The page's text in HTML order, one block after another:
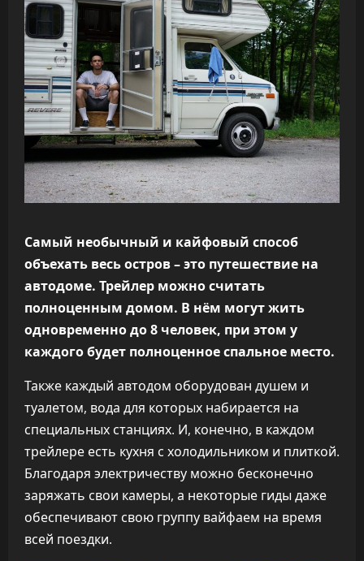
Самый необычный и кайфовый способ
объехать весь остров – это путешествие на
автодоме. Трейлер можно считать
полноценным домом. В нём могут жить
одновременно до 8 человек, при этом у
каждого будет полноценное спальное место.
Также каждый автодом оборудован душем и
туалетом, вода для которых набирается на
специальных станциях. И, конечно, в каждом
трейлере есть кухня с холодильником и плиткой.
Благодаря электричеству можно бесконечно
заряжать свои камеры, а некоторые гиды даже
обеспечивают свою группу вайфаем на время
всей поездки.